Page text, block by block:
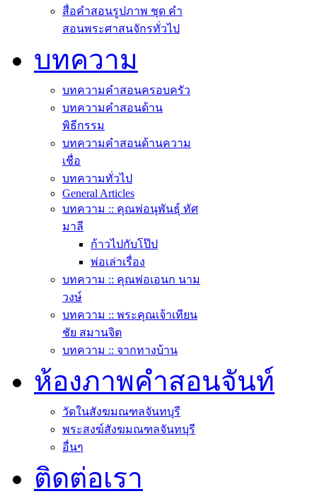
สื่อคำสอนรูปภาพ ชุด คำ
สอนพระศาสนจักรทั่วไป
บทความ
บทความคำสอนครอบครัว
บทความคำสอนด้าน
พิธีกรรม
บทความคำสอนด้านความ
เชื่อ
บทความทั่วไป
General Articles
บทความ :: คุณพ่อนุพันธุ์ ทัศ
มาลี
ก้าวไปกับโป๊ป
พ่อเล่าเรื่อง
บทความ :: คุณพ่อเอนก นาม
วงษ์
บทความ :: พระคุณเจ้าเทียน
ชัย สมานจิต
บทความ :: จากทางบ้าน
ห้องภาพคำสอนจันท์
วัดในสังฆมณฑลจันทบุรี
พระสงฆ์สังฆมณฑลจันทบุรี
อื่นๆ
ติดต่อเรา